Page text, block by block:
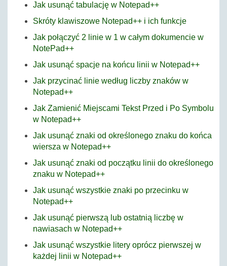
Jak usunąć tabulację w Notepad++
Skróty klawiszowe Notepad++ i ich funkcje
Jak połączyć 2 linie w 1 w całym dokumencie w
NotePad++
Jak usunąć spacje na końcu linii w Notepad++
Jak przycinać linie według liczby znaków w
Notepad++
Jak Zamienić Miejscami Tekst Przed i Po Symbolu
w Notepad++
Jak usunąć znaki od określonego znaku do końca
wiersza w Notepad++
Jak usunąć znaki od początku linii do określonego
znaku w Notepad++
Jak usunąć wszystkie znaki po przecinku w
Notepad++
Jak usunąć pierwszą lub ostatnią liczbę w
nawiasach w Notepad++
Jak usunąć wszystkie litery oprócz pierwszej w
każdej linii w Notepad++